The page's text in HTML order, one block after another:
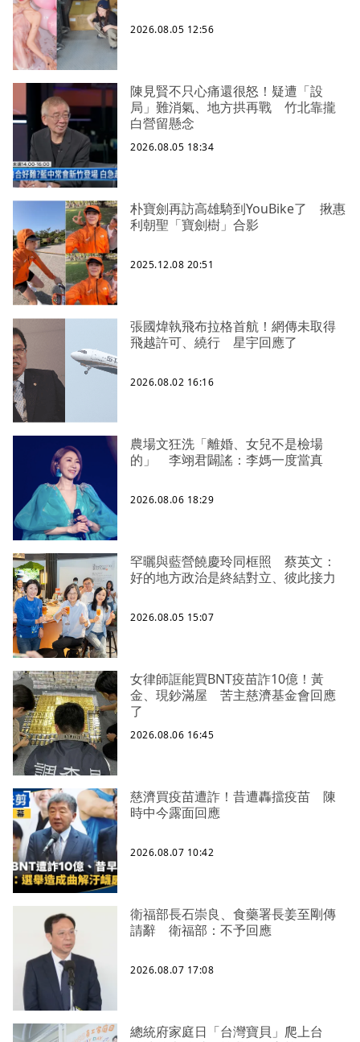
2026.08.05 12:56
陳見賢不只心痛還很怒！疑遭「設
局」難消氣、地方拱再戰 竹北靠攏
白營留懸念
2026.08.05 18:34
朴寶劍再訪高雄騎到YouBike了 揪惠
利朝聖「寶劍樹」合影
2025.12.08 20:51
張國煒執飛布拉格首航！網傳未取得
飛越許可、繞行 星宇回應了
2026.08.02 16:16
農場文狂洗「離婚、女兒不是檢場
的」 李翊君闢謠：李媽一度當真
2026.08.06 18:29
罕曬與藍營饒慶玲同框照 蔡英文：
好的地方政治是終結對立、彼此接力
2026.08.05 15:07
女律師誆能買BNT疫苗詐10億！黃
金、現鈔滿屋 苦主慈濟基金會回應
了
2026.08.06 16:45
慈濟買疫苗遭詐！昔遭轟擋疫苗 陳
時中今露面回應
2026.08.07 10:42
衛福部長石崇良、食藥署長姜至剛傳
請辭 衛福部：不予回應
2026.08.07 17:08
總統府家庭日「台灣寶貝」爬上台